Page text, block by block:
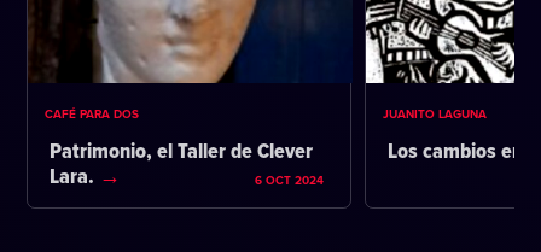
CAFÉ PARA DOS
Patrimonio, el Taller de Clever
Lara.
6 OCT 2024
JUANITO LAGUNA
Los cambios en